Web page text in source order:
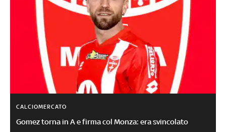
CALCIOMERCATO
Gomez torna in A e firma col Monza: era svincolato